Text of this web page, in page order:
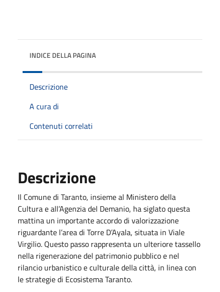
INDICE DELLA PAGINA
Descrizione
A cura di
Contenuti correlati
Descrizione
Il Comune di Taranto, insieme al Ministero della
Cultura e all’Agenzia del Demanio, ha siglato questa
mattina un importante accordo di valorizzazione
riguardante l’area di Torre D’Ayala, situata in Viale
Virgilio. Questo passo rappresenta un ulteriore tassello
nella rigenerazione del patrimonio pubblico e nel
rilancio urbanistico e culturale della città, in linea con
le strategie di Ecosistema Taranto.